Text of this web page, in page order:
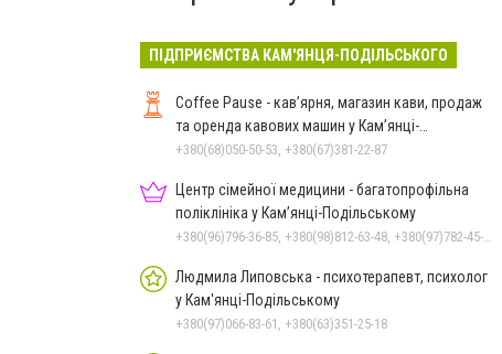
ПІДПРИЄМСТВА КАМ'ЯНЦЯ-ПОДІЛЬСЬКОГО
Coffee Pause - кав’ярня, магазин кави, продаж
та оренда кавових машин у Кам’янці-
Подільському
+380(68)050-50-53, +380(67)381-22-87
Центр сімейної медицини - багатопрофільна
поліклініка у Кам’янці-Подільському
+380(96)796-36-85, +380(98)812-63-48, +380(97)782-45-70
Людмила Липовська - психотерапевт, психолог
у Кам'янці-Подільському
+380(97)066-83-61, +380(63)351-25-18